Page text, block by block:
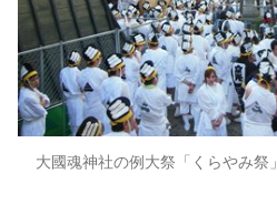
大國魂神社の例大祭「くらやみ祭」